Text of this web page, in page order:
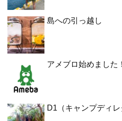
島への引っ越し
アメブロ始めました！
D1（キャンプディ